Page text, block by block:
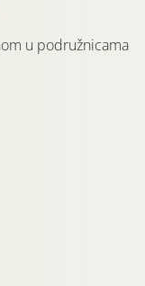
u podružnicama